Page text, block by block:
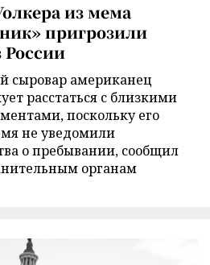
из мема
пригрозили
сыровар американец
расстаться с близкими
поскольку его
не уведомили
о пребывании, сообщил
органам